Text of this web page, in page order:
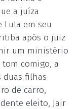
a juíza
Lula em seu
após o juiz
um ministério
tom comigo, a
duas filhas
de carro,
eleito, Jair